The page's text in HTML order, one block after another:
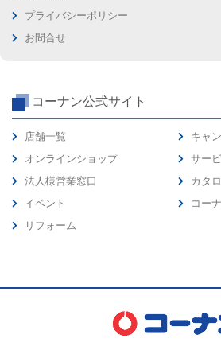
プライバシーポリシー
お問合せ
コーナン公式サイト
店舗一覧
オンラインショップ
法人様営業窓口
イベント
リフォーム
キャ
サー
カタ
コー